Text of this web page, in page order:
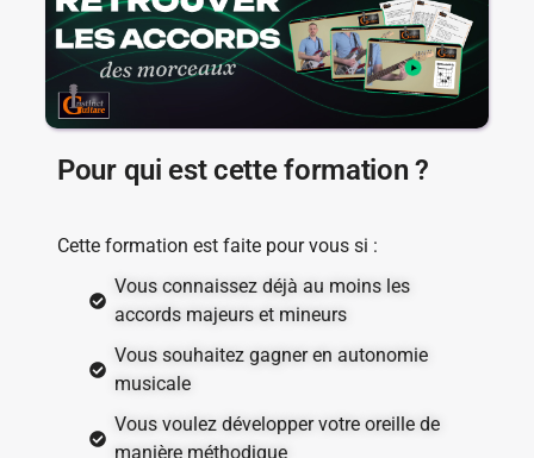
Pour qui est cette formation ?
Cette formation est faite pour vous si :
Vous connaissez déjà au moins les
accords majeurs et mineurs
Vous souhaitez gagner en autonomie
musicale
Vous voulez développer votre oreille de
manière méthodique